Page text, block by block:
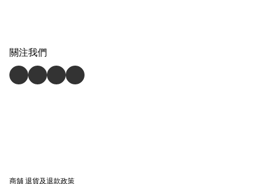
關注我們
商舖退貨及退款政策